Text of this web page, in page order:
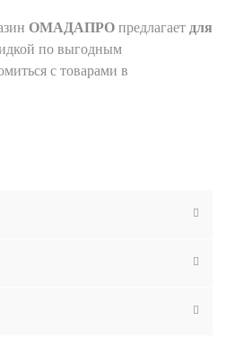
ОМАДАПРО предлагает для
по выгодным
с товарами в